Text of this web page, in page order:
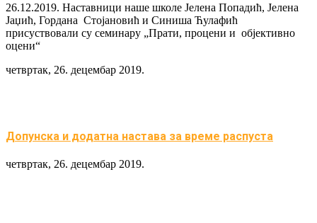
26.12.2019. Наставници наше школе Јелена Попадић, Јелена
Јаџић, Гордана Стојановић и Синиша Ћулафић
присуствовали су семинару „Прати, процени и објективно
оцени“
четвртак, 26. децембар 2019.
Допунска и додатна настава за време распуста
четвртак, 26. децембар 2019.